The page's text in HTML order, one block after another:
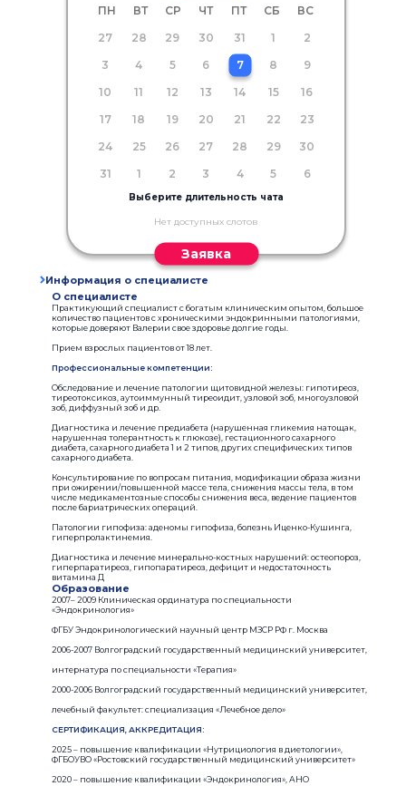
ПН ВТ СР ЧТ ПТ СБ
ВС
27
28 29 30 31 1
2
3
4 5 6 7 8
9
10
11 12 13 14 15
16
17
18 19 20 21 22
23
24
25 26 27 28 29
30
31
1 2 3 4 5 6
Выберите длительность чата
Нет доступных слотов
Заявка
Информация о специалисте
О специалисте
Практикующий специалист с богатым клиническим опытом, большое
количество пациентов с хроническими эндокринными патологиями,
которые доверяют Валерии свое здоровье долгие годы.
Прием взрослых пациентов от 18 лет.
Профессиональные компетенции:
Обследование и лечение патологии щитовидной железы: гипотиреоз,
тиреотоксикоз, аутоиммунный тиреоидит, узловой зоб, многоузловой
зоб, диффузный зоб и др.
Диагностика и лечение предиабета (нарушенная гликемия натощак,
нарушенная толерантность к глюкозе), гестационного сахарного
диабета, сахарного диабета 1 и 2 типов, других специфических типов
сахарного диабета.
Консультирование по вопросам питания, модификации образа жизни
при ожирении/повышенной массе тела, снижения массы тела, в том
числе медикаментозные способы снижения веса, ведение пациентов
после бариатрических операций.
Патологии гипофиза: аденомы гипофиза, болезнь Иценко-Кушинга,
гиперпролактинемия.
Диагностика и лечение минерально-костных нарушений: остеопороз,
гиперпаратиреоз, гипопаратиреоз, дефицит и недостаточность
витамина Д
Образование
2007– 2009 Клиническая ординатура по специальности
«Эндокринология»
ФГБУ Эндокринологический научный центр МЗСР РФ г. Москва
2006-2007 Волгоградский государственный медицинский университет,
интернатура по специальности «Терапия»
2000-2006 Волгоградский государственный медицинский университет,
лечебный факультет: специализация «Лечебное дело»
СЕРТИФИКАЦИЯ, АККРЕДИТАЦИЯ:
2025 – повышение квалификации «Нутрициология в диетологии»,
ФГБОУВО «Ростовский государственный медицинский университет»
2020 – повышение квалификации «Эндокринология», АНО